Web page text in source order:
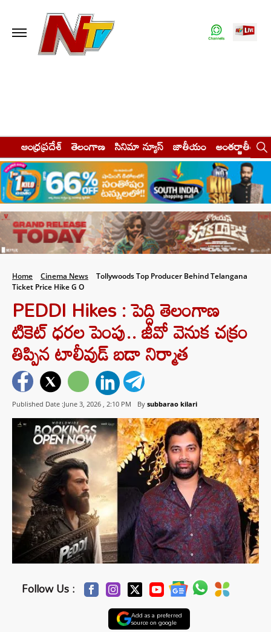
ఆంధ్రప్రదేశ్ తెలంగాణ సినిమా న్యూస్ జాతీయం అంతర్జాతీయం
Home Cinema News
Tollywoods Top Producer Behind Telangana
Ticket Price Hike G O
PEDDI Hikes : పెద్ది తెలంగాణ
టికెట్ ధరల పెంపు.. జీవో వెనుక చక్రం
తిప్పిన టాలీవుడ్ బడా నిర్మాత
Published Date :June 3, 2026 , 2:10 PM By subbarao kilari
Follow Us :
Add as a preferred
source on google